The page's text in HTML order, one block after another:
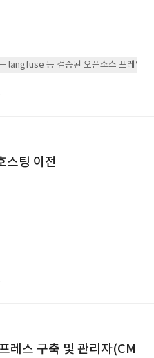
langfuse 등 검증된 오픈소스 프레임워
스팅 이전
레스 구축 및 관리자(CM